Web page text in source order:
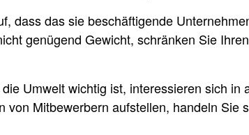
dass das sie beschäftigende
genügend Gewicht, schränken Sie
Umwelt wichtig ist, interessieren sich in
Mitbewerbern aufstellen, handeln Sie